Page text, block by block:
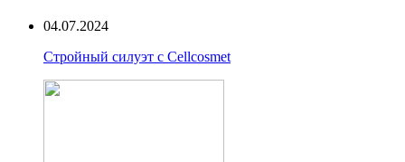
04.07.2024
Стройный силуэт с Cellcosmet